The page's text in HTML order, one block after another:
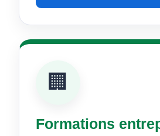
🏢
Formations